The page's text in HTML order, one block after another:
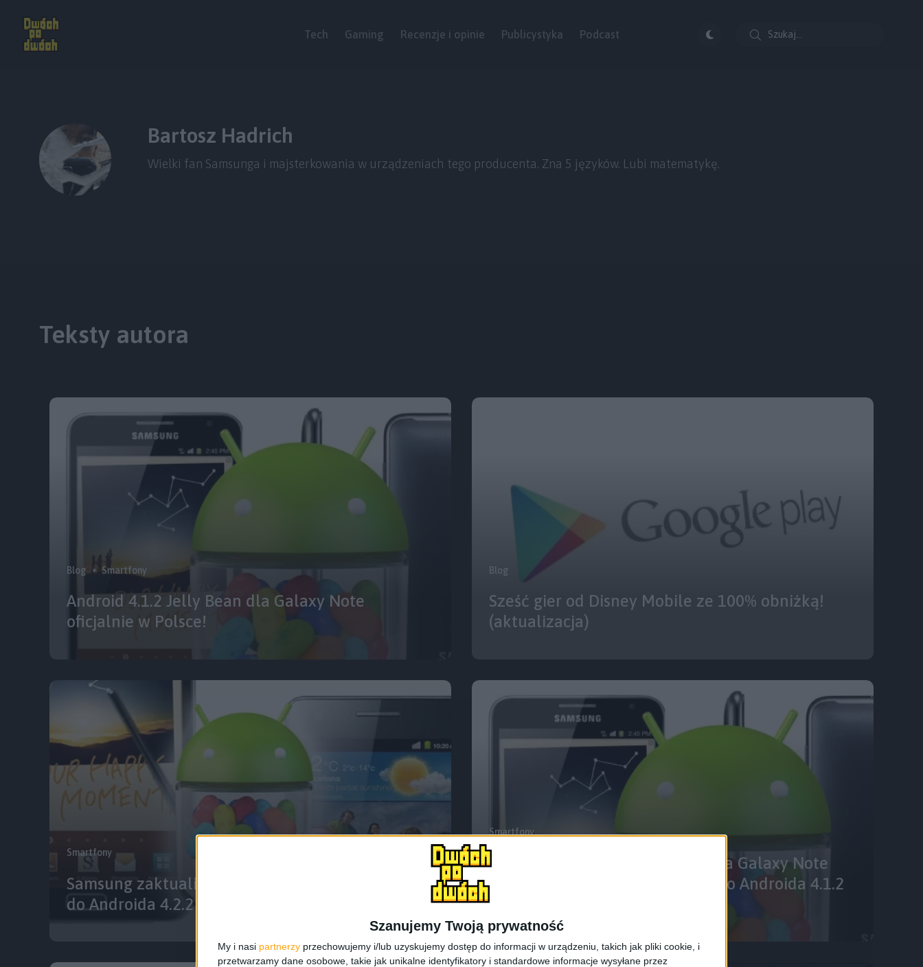
Szanujemy Twoją prywatność
My i nasi partnerzy przechowujemy i/lub uzyskujemy dostęp do informacji w urządzeniu, takich jak pliki cookie, i
przetwarzamy dane osobowe, takie jak unikalne identyfikatory i standardowe informacje wysyłane przez
Tech Gaming Recenzje i opinie Publicystyka Podcast
Bartosz Hadrich
Wielki fan Samsunga i majsterkowania w urządzeniach tego producenta. Zna 5 języków. Lubi matematykę.
Teksty autora
Blog Smartfony
Android 4.1.2 Jelly Bean dla Galaxy Note
oficjalnie w Polsce!
Blog
Sześć gier od Disney Mobile ze 100% obniżką!
(aktualizacja)
Smartfony
Samsung zaktualizuje Galaxy S II i Galaxy Note
do Androida 4.2.2 Jelly Bean?
Smartfony
Pierwsze egzemplarze Samsunga Galaxy Note
GT-N7000 dostały aktualizację do Androida 4.1.2
Jelly Bean